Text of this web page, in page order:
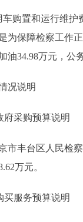
置和运行维护费
为保障检察工作
油34.98万元，公
说明
采购预算说明
丰台区人民检察
万元。
服务预算说明